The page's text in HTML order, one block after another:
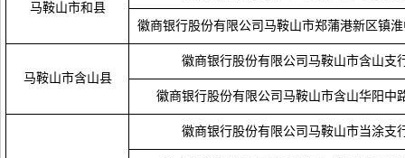
马鞍山市和县
徽商银行股份有限公司马鞍山市郑蒲港新区镇
马鞍山市含山县
徽商银行股份有限公司马鞍山市含山支
徽商银行股份有限公司马鞍山市含山华阳中
徽商银行股份有限公司马鞍山市当涂支